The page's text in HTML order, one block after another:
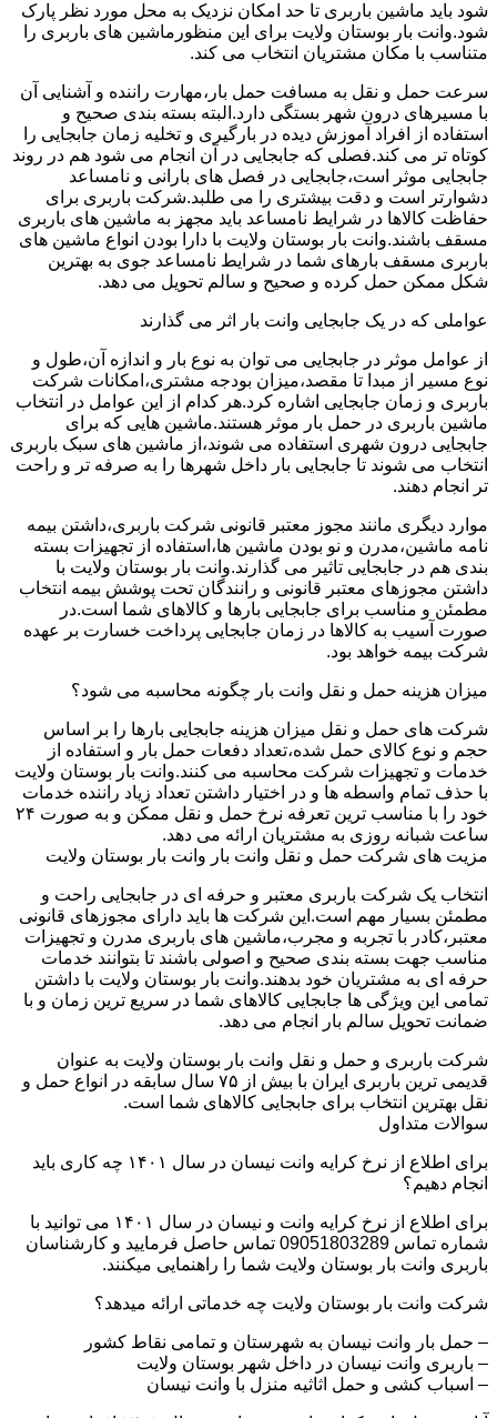
شود باید ماشین باربری تا حد امکان نزدیک به محل مورد نظر پارک
شود.وانت بار بوستان ولایت برای این منظورماشین های باربری را
متناسب با مکان مشتریان انتخاب می کند.
سرعت حمل و نقل به مسافت حمل بار،مهارت راننده و آشنایی آن
با مسیرهای درون شهر بستگی دارد.البته بسته بندی صحیح و
استفاده از افراد آموزش دیده در بارگیری و تخلیه زمان جابجایی را
کوتاه تر می کند.فصلی که جابجایی در آن انجام می شود هم در روند
جابجایی موثر است،جابجایی در فصل های بارانی و نامساعد
دشوارتر است و دقت بیشتری را می طلبد.شرکت باربری برای
حفاظت کالاها در شرایط نامساعد باید مجهز به ماشین های باربری
مسقف باشند.وانت بار بوستان ولایت با دارا بودن انواع ماشین های
باربری مسقف بارهای شما در شرایط نامساعد جوی به بهترین
شکل ممکن حمل کرده و صحیح و سالم تحویل می دهد.
عواملی که در یک جابجایی وانت بار اثر می گذارند
از عوامل موثر در جابجایی می توان به نوع بار و اندازه آن،طول و
نوع مسیر از مبدا تا مقصد،میزان بودجه مشتری،امکانات شرکت
باربری و زمان جابجایی اشاره کرد.هر کدام از این عوامل در انتخاب
ماشین باربری در حمل بار موثر هستند.ماشین هایی که برای
جابجایی درون شهری استفاده می شوند،از ماشین های سبک باربری
انتخاب می شوند تا جابجایی بار داخل شهرها را به صرفه تر و راحت
تر انجام دهند.
موارد دیگری مانند مجوز معتبر قانونی شرکت باربری،داشتن بیمه
نامه ماشین،مدرن و نو بودن ماشین ها،استفاده از تجهیزات بسته
بندی هم در جابجایی تاثیر می گذارند.وانت بار بوستان ولایت با
داشتن مجوزهای معتبر قانونی و رانندگان تحت پوشش بیمه انتخاب
مطمئن و مناسب برای جابجایی بارها و کالاهای شما است.در
صورت آسیب به کالاها در زمان جابجایی پرداخت خسارت بر عهده
شرکت بیمه خواهد بود.
میزان هزینه حمل و نقل وانت بار چگونه محاسبه می شود؟
شرکت های حمل و نقل میزان هزینه جابجایی بارها را بر اساس
حجم و نوع کالای حمل شده،تعداد دفعات حمل بار و استفاده از
خدمات و تجهیزات شرکت محاسبه می کنند.وانت بار بوستان ولایت
با حذف تمام واسطه ها و در اختیار داشتن تعداد زیاد راننده خدمات
خود را با مناسب ترین تعرفه نرخ حمل و نقل ممکن و به صورت ۲۴
ساعت شبانه روزی به مشتریان ارائه می دهد.
مزیت های شرکت حمل و نقل وانت بار وانت بار بوستان ولایت
انتخاب یک شرکت باربری معتبر و حرفه ای در جابجایی راحت و
مطمئن بسیار مهم است.این شرکت ها باید دارای مجوزهای قانونی
معتبر،کادر با تجربه و مجرب،ماشین های باربری مدرن و تجهیزات
مناسب جهت بسته بندی صحیح و اصولی باشند تا بتوانند خدمات
حرفه ای به مشتریان خود بدهند.وانت بار بوستان ولایت با داشتن
تمامی این ویژگی ها جابجایی کالاهای شما در سریع ترین زمان و با
ضمانت تحویل سالم بار انجام می دهد.
شرکت باربری و حمل و نقل وانت بار بوستان ولایت به عنوان
قدیمی ترین باربری ایران با بیش از ۷۵ سال سابقه در انواع حمل و
نقل بهترین انتخاب برای جابجایی کالاهای شما است.
سوالات متداول
برای اطلاع از نرخ کرایه وانت نیسان در سال ۱۴۰۱ چه کاری باید
انجام دهیم؟
برای اطلاع از نرخ کرایه وانت و نیسان در سال ۱۴۰۱ می توانید با
شماره تماس 09051803289 تماس حاصل فرمایید و کارشناسان
باربری وانت بار بوستان ولایت شما را راهنمایی میکنند.
شرکت وانت بار بوستان ولایت چه خدماتی ارائه میدهد؟
– حمل بار وانت نیسان به شهرستان و تمامی نقاط کشور
– باربری وانت نیسان در داخل شهر بوستان ولایت
– اسباب کشی و حمل اثاثیه منزل با وانت نیسان